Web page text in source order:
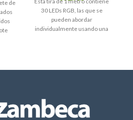
de
30 LEDs RGB, las que se
pueden abordar
individualmente usando una